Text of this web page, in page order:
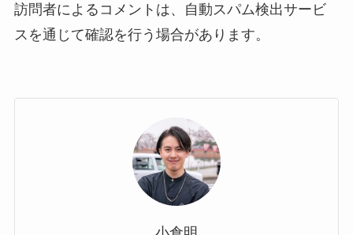
訪問者によるコメントは、自動スパム検出サービ
スを通じて確認を行う場合があります。